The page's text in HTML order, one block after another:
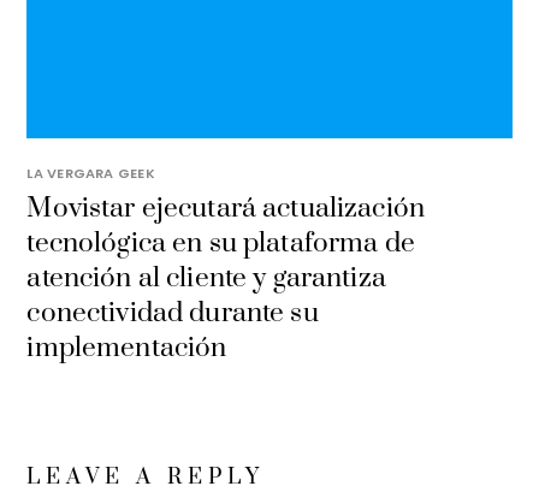
LA VERGARA GEEK
Movistar ejecutará actualización
tecnológica en su plataforma de
atención al cliente y garantiza
conectividad durante su
implementación
LEAVE A REPLY